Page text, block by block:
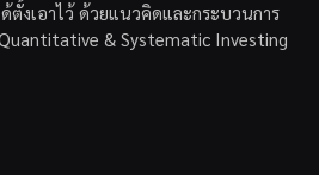
ตั้งเอาไว้ ด้วยแนวคิดและกระบวนการ
& Systematic Investing